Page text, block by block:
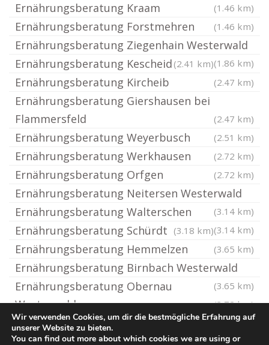
Ernährungsberatung Kraam (1.46 km)
Ernährungsberatung Forstmehren (1.46 km)
Ernährungsberatung Ziegenhain Westerwald
(1.86 km)
Ernährungsberatung Kescheid (2.41 km)
Ernährungsberatung Kircheib (2.47 km)
Ernährungsberatung Giershausen bei
Flammersfeld
(2.47 km)
Ernährungsberatung Weyerbusch (2.51 km)
Ernährungsberatung Werkhausen (2.72 km)
Ernährungsberatung Orfgen (2.72 km)
Ernährungsberatung Neitersen Westerwald
(3.14 km)
Ernährungsberatung Walterschen
(3.14 km)
Ernährungsberatung Schürdt (3.18 km)
Ernährungsberatung Hemmelzen (3.65 km)
Ernährungsberatung Birnbach Westerwald
(3.65 km)
Ernährungsberatung Obernau
Westerwald
(3.72 km)
Wir verwenden Cookies, um dir die bestmögliche Erfahrung auf
unserer Website zu bieten.
You can find out more about which cookies we are using or